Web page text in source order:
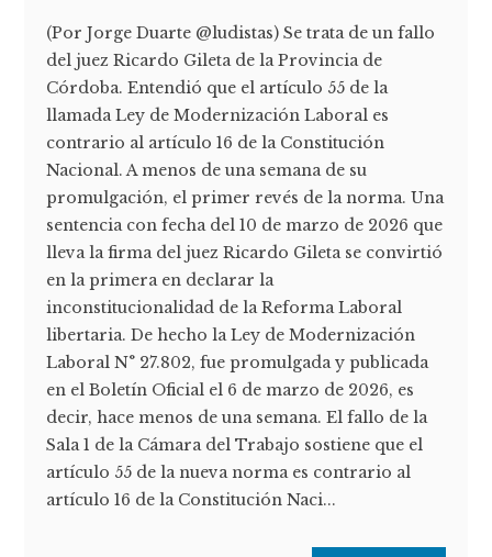
(Por Jorge Duarte @ludistas) Se trata de un fallo
del juez Ricardo Gileta de la Provincia de
Córdoba. Entendió que el artículo 55 de la
llamada Ley de Modernización Laboral es
contrario al artículo 16 de la Constitución
Nacional. A menos de una semana de su
promulgación, el primer revés de la norma. Una
sentencia con fecha del 10 de marzo de 2026 que
lleva la firma del juez Ricardo Gileta se convirtió
en la primera en declarar la
inconstitucionalidad de la Reforma Laboral
libertaria. De hecho la Ley de Modernización
Laboral N° 27.802, fue promulgada y publicada
en el Boletín Oficial el 6 de marzo de 2026, es
decir, hace menos de una semana. El fallo de la
Sala 1 de la Cámara del Trabajo sostiene que el
artículo 55 de la nueva norma es contrario al
artículo 16 de la Constitución Naci...